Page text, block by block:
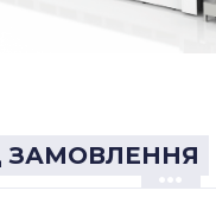
ЗАМОВЛЕННЯ